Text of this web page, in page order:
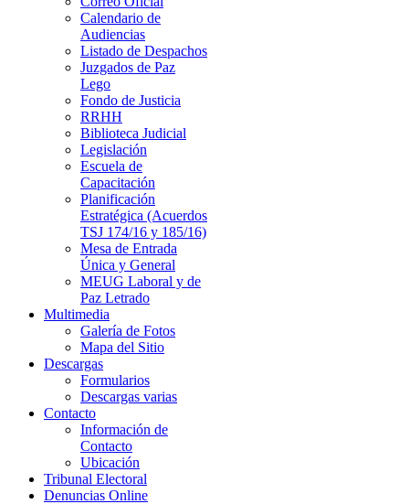
Calendario de
Audiencias
Listado de Despachos
Juzgados de Paz
Lego
Fondo de Justicia
RRHH
Biblioteca Judicial
Legislación
Escuela de
Capacitación
Planificación
Estratégica (Acuerdos
TSJ 174/16 y 185/16)
Mesa de Entrada
Única y General
MEUG Laboral y de
Paz Letrado
Multimedia
Galería de Fotos
Mapa del Sitio
Descargas
Formularios
Descargas varias
Contacto
Información de
Contacto
Ubicación
Tribunal Electoral
Denuncias Online